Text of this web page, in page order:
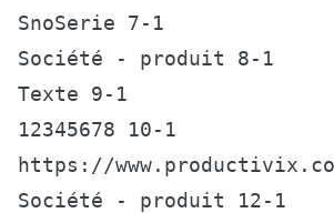
SnoSerie 7-1
Société - produit 8-1
Texte 9-1
12345678 10-1
https://
Société - produit 12-1